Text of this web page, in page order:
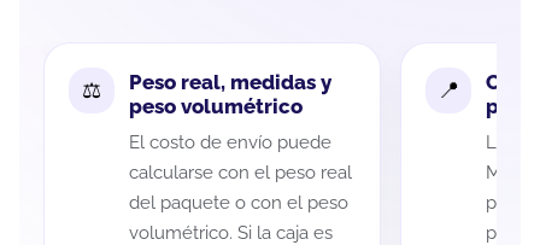
Peso real, medidas y
peso volumétrico
El costo de envío puede
calcularse con el peso real
del paquete o con el peso
volumétrico. Si la caja es
La